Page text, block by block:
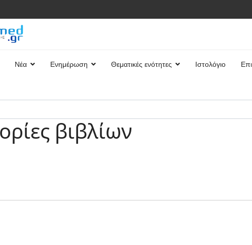
Νέα Ενημέρωση Θεματικές ενότητες Ιστολόγιο
βιβλίων